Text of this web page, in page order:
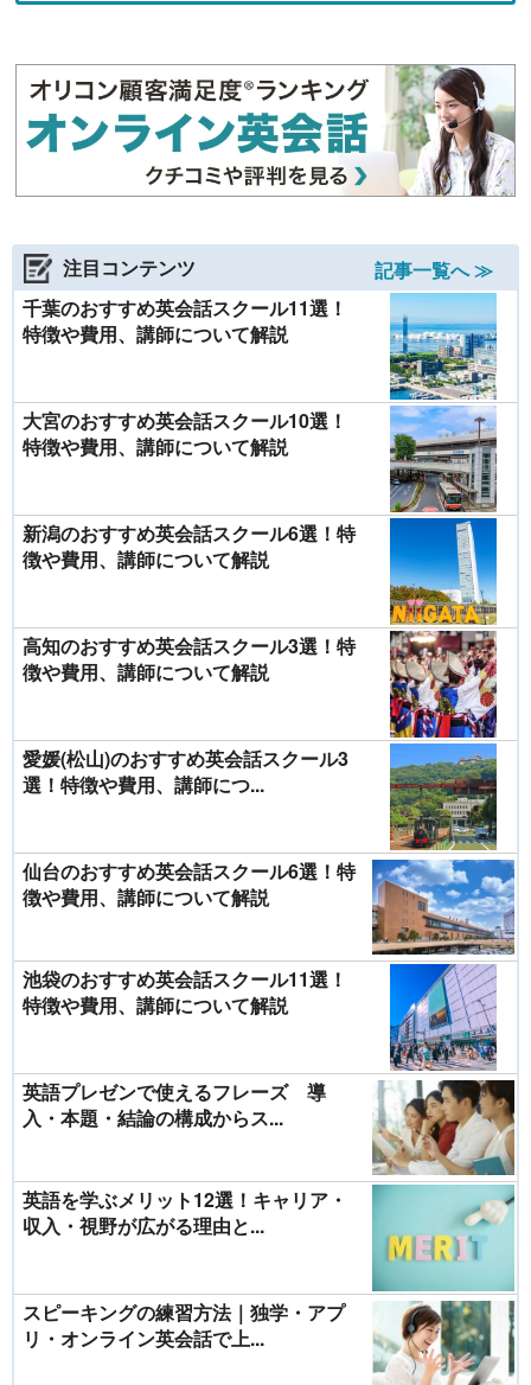
注目コンテンツ
記事一覧へ ≫
千葉のおすすめ英会話スクール11選！
特徴や費用、講師について解説
大宮のおすすめ英会話スクール10選！
特徴や費用、講師について解説
新潟のおすすめ英会話スクール6選！特
徴や費用、講師について解説
高知のおすすめ英会話スクール3選！特
徴や費用、講師について解説
愛媛(松山)のおすすめ英会話スクール3
選！特徴や費用、講師につ...
仙台のおすすめ英会話スクール6選！特
徴や費用、講師について解説
池袋のおすすめ英会話スクール11選！
特徴や費用、講師について解説
英語プレゼンで使えるフレーズ 導
入・本題・結論の構成からス...
英語を学ぶメリット12選！キャリア・
収入・視野が広がる理由と...
スピーキングの練習方法｜独学・アプ
リ・オンライン英会話で上...